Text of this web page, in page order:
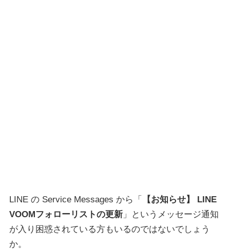
LINE の Service Messages から「
【お知らせ】 LINE
VOOMフォローリストの更新 」というメッセージ通知
が入り困惑されている方もいるのではないでしょう
か。